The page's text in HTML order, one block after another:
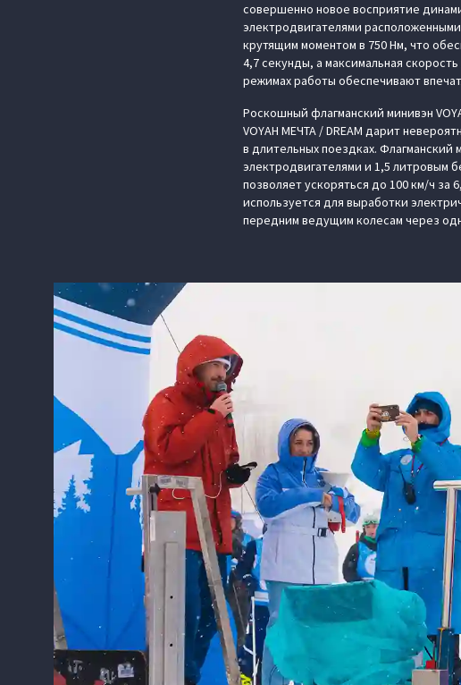
совершенно новое восприятие
электродвигателями
крутящим моментом в 750 Нм, что
4,7 секунды, а максимальная
режимах работы обеспечивают
Роскошный флагманский минивэн
VOYAH МЕЧТА / DREAM дарит
в длительных поездках.
электродвигателями и 1,5 литровым
позволяет ускоряться до 100 км/ч за
используется для выработки
передним ведущим колесам через